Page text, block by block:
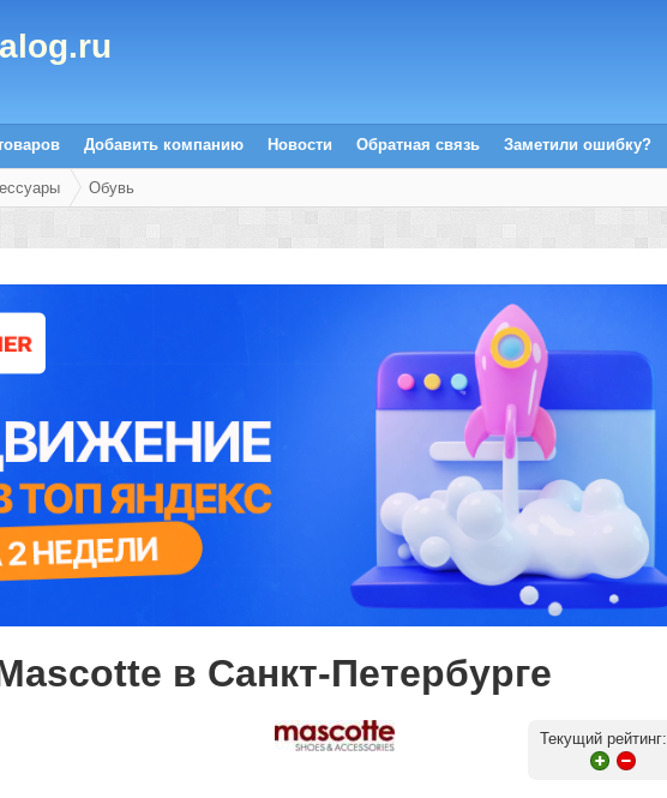
Добавить компанию Новости Обратная связь Заметили ошибку?
Обувь
в Санкт-Петербурге
Текущий рейтинг: